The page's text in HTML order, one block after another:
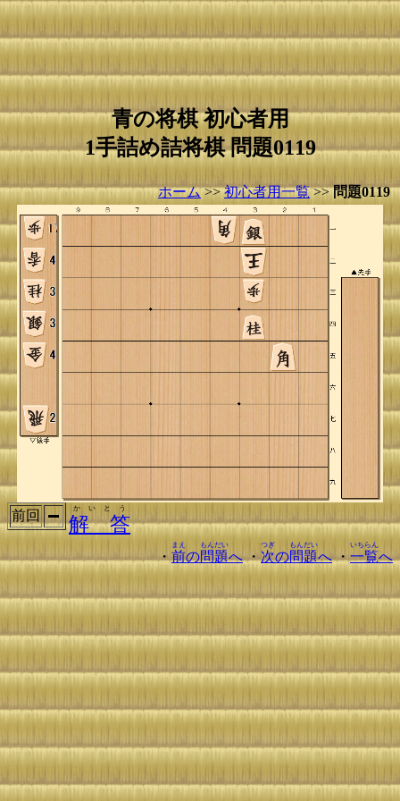
青の将棋 初心者用
1手詰め詰将棋 問題0119
ホーム>>初心者用一覧>>問題0119
前回 解 答
かいとう
・前
まえ
の問題
もんだい
へ・次
つぎ
の問題
もんだい
へ・一覧
いちらん
へ